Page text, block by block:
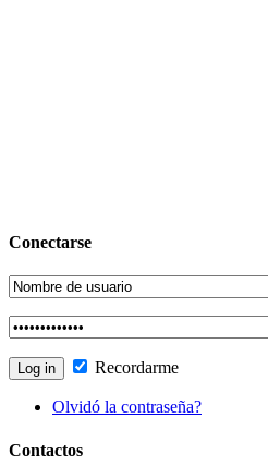
Conectarse
Recordarme
Olvidó la contraseña?
Contactos